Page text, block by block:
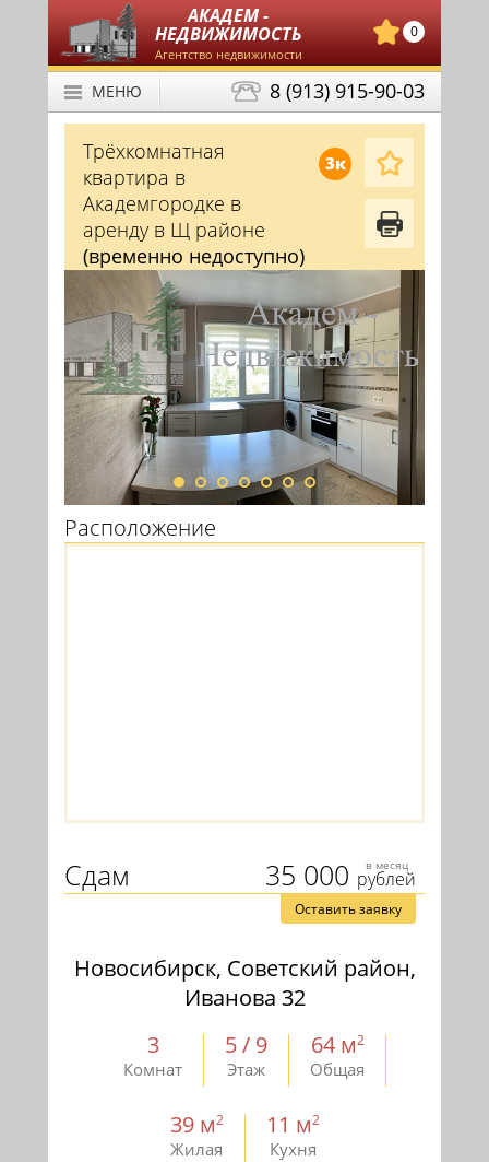
АКАДЕМ -
НЕДВИЖИМОСТЬ
Агентство недвижимости
0
8 (913) 915-90-03
МЕНЮ
3к
Трёхкомнатная
квартира в
Академгородке в
аренду в Щ районе
(временно недоступно)
Расположение
35 000 в месяц
рублей
Сдам
Оставить заявку
Новосибирск, Советский район,
Иванова 32
3
Комнат
5 / 9
Этаж
64 м2
Общая
39 м2
Жилая
11 м2
Кухня